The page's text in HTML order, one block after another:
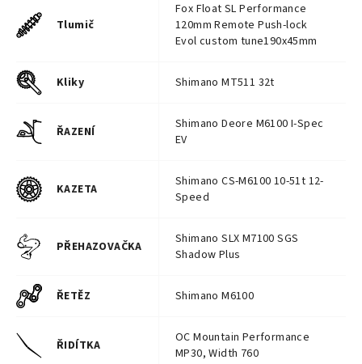
Tlumič
Fox Float SL Performance
120mm Remote Push-lock
Evol custom tune190x45mm
Kliky Shimano MT511 32t
ŘAZENÍ
Shimano Deore M6100 I-Spec
EV
KAZETA
Shimano CS-M6100 10-51t 12-
Speed
PŘEHAZOVAČKA
Shimano SLX M7100 SGS
Shadow Plus
ŘETĚZ Shimano M6100
ŘIDÍTKA
OC Mountain Performance
MP30, Width 760